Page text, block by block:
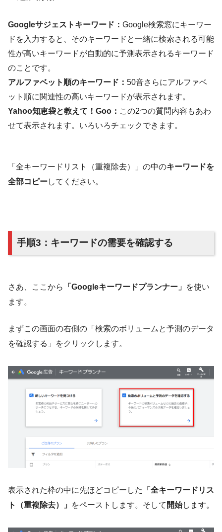
Googleサジェストキーワード： Google検索窓にキーワー
ドを入力すると、そのキーワードと一緒に検索される可能
性が高いキーワードが自動的に予測表示されるキーワード
のことです。
アルファベット順のキーワード： 50音さらにアルファベ
ット順に関連性の高いキーワードが表示されます。
Yahoo知恵袋と教えて！Goo： この2つの質問内容もあわ
せて表示されます。いろいろチェックできます。
「全キーワードリスト（重複除去）」 の中のキーワードを
全部コピーしてください。
手順3：キーワードの需要を確認する
さあ、ここから 「Googleキーワードプランナー」 を使い
ます。
まずこの画面の右側の「検索のボリュームと予測のデータ
を確認する」をクリックします。
表示された枠の中に先ほどコピーした
「全キーワードリス
ト（重複除去）」 をペーストします。そして 開始します。